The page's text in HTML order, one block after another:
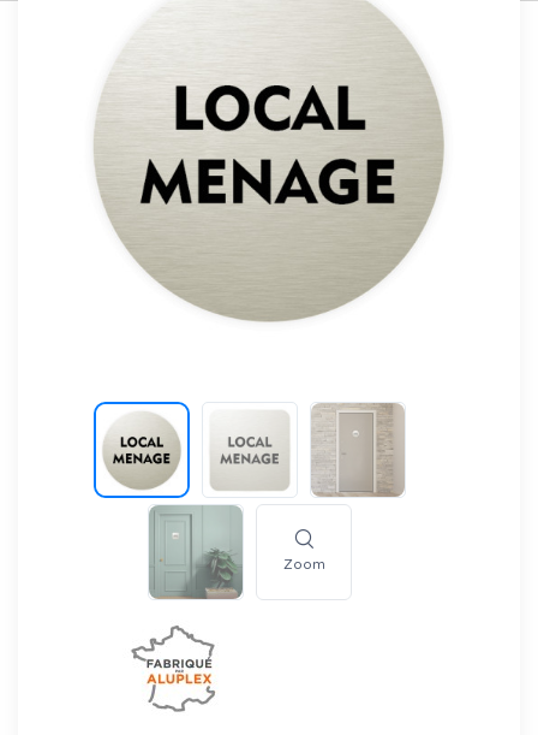
Zoom